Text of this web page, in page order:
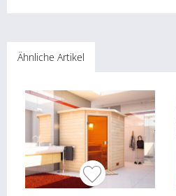
Ähnliche Artikel